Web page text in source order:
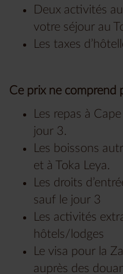
Deux activités
votre séjour au
Les taxes
Ce prix ne comprend
Les repas à
jour 3.
Les boissons
et à Toka Leya.
Les droits
sauf le jour 3
Les activités
hôtels/lodges
Le visa pour la
auprès des